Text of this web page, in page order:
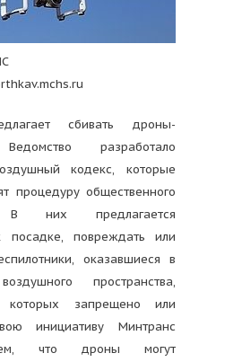
сбивать дроны-
разработало
кодекс, которые
процедуру общественного
В них предлагается
посадке, повреждать или
оказавшиеся в
пространства,
которых запрещено или
инициативу Минтранс
что дроны могут